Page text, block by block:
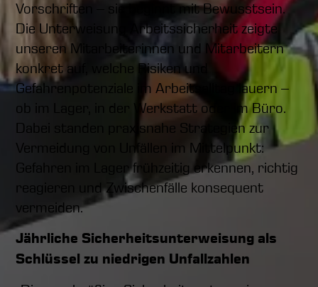
Vorschriften – sie beginnt mit Bewusstsein.
Die Unterweisung Arbeitssicherheit zeigte
unseren Mitarbeiterinnen und Mitarbeitern
konkret auf, welche Risiken und
Gefahrenpotenziale im Arbeitsalltag lauern –
ob im Lager, in der Werkstatt oder im Büro.
Dabei standen praxisnahe Strategien zur
Vermeidung von Unfällen im Mittelpunkt:
Gefahren im Lager frühzeitig erkennen, richtig
reagieren und Zwischenfälle konsequent
vermeiden.
Jährliche Sicherheitsunterweisung als
Schlüssel zu niedrigen Unfallzahlen